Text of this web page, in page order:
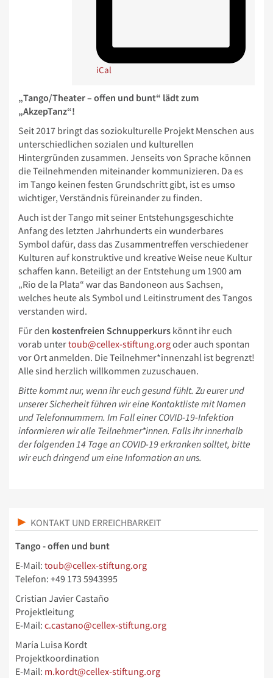
iCal
„Tango/Theater – offen und bunt“ lädt zum
„AkzepTanz“!
Seit 2017 bringt das soziokulturelle Projekt Menschen aus
unterschiedlichen sozialen und kulturellen
Hintergründen zusammen. Jenseits von Sprache können
die Teilnehmenden miteinander kommunizieren. Da es
im Tango keinen festen Grundschritt gibt, ist es umso
wichtiger, Verständnis füreinander zu finden.
Auch ist der Tango mit seiner Entstehungsgeschichte
Anfang des letzten Jahrhunderts ein wunderbares
Symbol dafür, dass das Zusammentreffen verschiedener
Kulturen auf konstruktive und kreative Weise neue Kultur
schaffen kann. Beteiligt an der Entstehung um 1900 am
„Rio de la Plata“ war das Bandoneon aus Sachsen,
welches heute als Symbol und Leitinstrument des Tangos
verstanden wird.
Für den kostenfreien Schnupperkurs könnt ihr euch
vorab untertoub@cellex-stiftung.orgoder auch spontan
vor Ort anmelden. Die Teilnehmer*innenzahl ist begrenzt!
Alle sind herzlich willkommen zuzuschauen.
Bitte kommt nur, wenn ihr euch gesund fühlt. Zu eurer und
unserer Sicherheit führen wir eine Kontaktliste mit Namen
und Telefonnummern. Im Fall einer COVID-19-Infektion
informieren wir alle Teilnehmer*innen. Falls ihr innerhalb
der folgenden 14 Tage an COVID-19 erkranken solltet, bitte
wir euch dringend um eine Information an uns.
KONTAKT UND ERREICHBARKEIT
Tango - offen und bunt
E-Mail: toub@cellex-stiftung.org
Telefon: +49 173 5943995
Cristian Javier Castaño
Projektleitung
E-Mail: c.castano@cellex-stiftung.org
María Luisa Kordt
Projektkoordination
E-Mail: m.kordt@cellex-stiftung.org